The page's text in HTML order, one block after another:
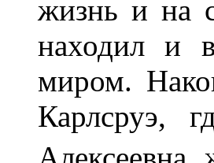
жизнь и на
находил и
миром.
Карлсруэ,